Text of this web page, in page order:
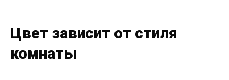
Цвет зависит от стиля
комнаты